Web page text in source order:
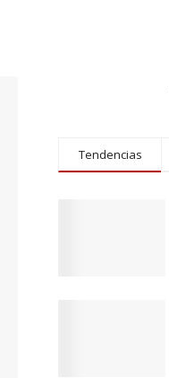
Tendencias